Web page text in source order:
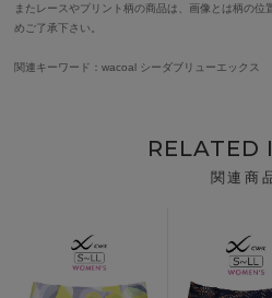
またレースやプリント柄の商品は、画像とは柄の位
めご了承下さい。
関連キーワード：wacoal シーダブリューエックス
RELATED
関連商